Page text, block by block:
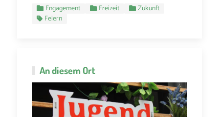
Engagement Freizeit
Zukunft
Feiern
An diesem Ort